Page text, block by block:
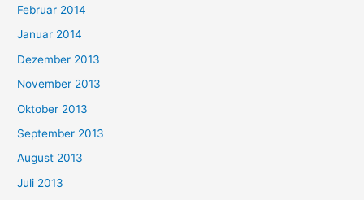
Februar 2014
Januar 2014
Dezember 2013
November 2013
Oktober 2013
September 2013
August 2013
Juli 2013